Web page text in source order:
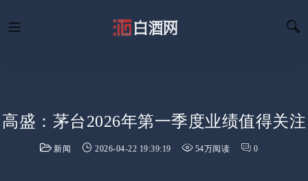
高盛：茅台2026年第一季度业绩值得关注
新闻 2026-04-22 19:39:19 54万阅读 0